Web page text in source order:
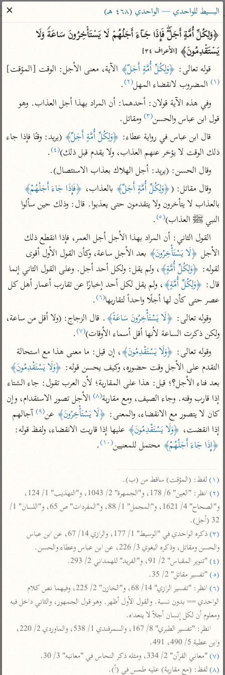
ساهم معنا في نشر القرآن والعلم الشرعي
الباحث القرآني
بحث تفسير مصاحف
Type 2 or more characters for results.
Type 1 or more
characters for results.
أمّهات
تفسير الطبري
تفسير ابن كثير
تفسير القرطبي
تفسير البغوي
جمع الأقوال
تفسير ابن الجوزي
تفسير الماوردي
منتقاة
تفسير ابن القيم
تفسير ابن تيمية
عامّة
تفسير السمعاني
تفسير مكّي
محاسن التأويل
للقاسمي
تفسير الثعالبي
تفسير الثعلبي
عامّة
فتح البيان للقنوجي
فتح القدير للشوكاني
تفسير ابن جزي
موسوعات
تفسير الآلوسي
تفسير الرازي
أخرى
أضواء البيان
نظم الدرر للبقاعي
لغة وبلاغة
التحرير والتنوير
المحرر الوجيز لابن
عطية
البحر المحيط لأبي
حيان
البسيط للواحدي
تفسير أبي السعود
معاصرة
الميسر
المختصر في
تفسير السعدي
أيسر التفاسير
تفسير ابن عثيمين
مركَّزة العبارة
تفسير الجلالين
جامع البيان للإيجي
تفسير البيضاوي
تفسير النسفي
الوجيز للواحدي
تفسير ابن أبي زمنين
آثار
موسوعة التفسير
تفسير مقاتل
تفسير قتادة
اشترك لتصلك أخبار مشاريعنا
اشترك
راسلنا •تليجرام •تويتر
تعليمات
البسيط للواحدي — الواحدي (٤٦٨ هـ)
✕
یَسۡتَقۡدِمُونَ﴾ [الأعراف ٣٤]
قوله تعالى: ﴿وَلِكُلِّ أُمَّةٍ أَجَلٌ﴾ الآية، معنى الأجل: الوقت [المؤقت]
(١) المضروب لانقضاء المهل(٢) .
وفي هذه الآية قولان: أحدهما: أن المراد بهذا أجل العذاب. وهو
قول ابن عباس والحسن(٣)
ومقاتل.
قال ابن عباس في رواية عطاء: ﴿وَلِكُلِّ أُمَّةٍ أَجَلٌ﴾
ذلك الوقت لا يؤخر عنهم العذاب، ولا يقدم قبل ذلك)(٤) .
وقال الحسن: (يريد: أجل الهلاك بعذاب الاستئصال).
وقال مقاتل: (﴿وَلِكُلِّ أُمَّةٍ أَجَلٌ﴾ بالعذاب، ﴿فَإِذَا جَاءَ أَجَلُهُمْ﴾
النبي ﷺ العذاب)(٥) .
الأجل ﴿لَا يَسْتَأْخِرُونَ﴾
لقوله: ﴿وَلِكُلِّ أُمَّةٍ﴾
قال: ﴿وَلِكُلِّ أُمَّةٍ﴾
عصر حتى كأن لها أجلًا واحداً لتقاربها(٦) .
وقوله تعالى: ﴿لَا يَسْتَأْخِرُونَ سَاعَةً﴾
ولكن ذكرت الساعة لأنها أقل أسماء الأوقات)(٧) .
وقوله تعالى: ﴿وَلَا يَسْتَقْدِمُونَ﴾
التقدم على الأجل وقت حضوره، وكيف يحسن قوله: ﴿وَلَا يَسْتَقْدِمُونَ﴾
إذا قارب وقته. وجاء الصيف، ومع مقاربة(٨)
كان لا يتصور مع الانقضاء، والمعنى: ﴿لَا يَسْتَأْخِرُونَ﴾ عن(٩)
إذا انقضت، ﴿وَلَا يَسْتَقْدِمُونَ﴾ عليها إذا قاربت الانقضاء، ولفظ قوله:
﴿إِذَا جَاءَ أَجَلُهُمْ﴾ محتمل للمعنيين(١٠) .
(١)
لفظ: (المؤقت) ساقط من (ب).
(٢)
32 (أجل).
(٣)
والحسن ومقاتل، وذكره البغوي 3/ 226، عن ابن عباس وعطاء والحسن.
(٤)
"تنوير المقباس" 2/ 91، و"الفريد" للهمداني 2/ 293.
(٥)
"تفسير مقاتل" 2/ 35.
(٦)
ومعلوم أن لكل إنسان أجلاً لا يتعداه.
وابن عطية 5/ 490، 491.
(٧)
"معاني القرآن" 2/ 334، ومثله ذكر النحاس في "معانيه" 3/ 30.
(٨)
لفظ: (مع مقاربة) عليه طمس في (أ).